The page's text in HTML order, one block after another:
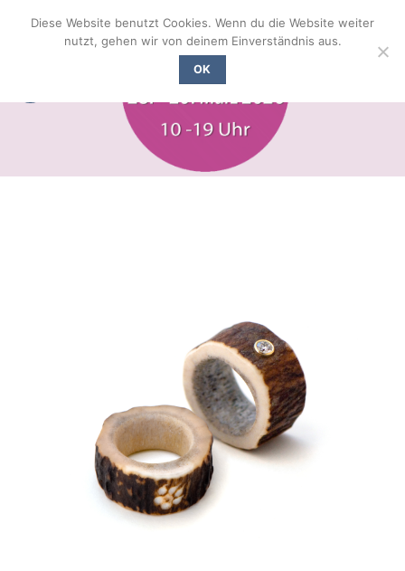
Inhalt
Diese Website benutzt Cookies. Wenn du die Website weiter
nutzt, gehen wir von deinem Einverständnis aus.
OK